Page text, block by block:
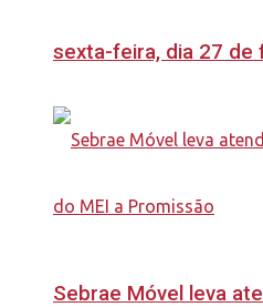
sexta-feira, dia 27 de
Sebrae Móvel leva